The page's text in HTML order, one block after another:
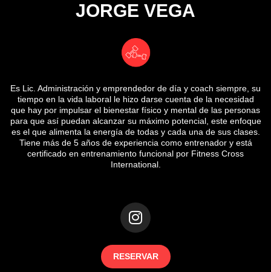
JORGE VEGA
Es Lic. Administración y emprendedor de día y coach siempre, su
tiempo en la vida laboral le hizo darse cuenta de la necesidad
que hay por impulsar el bienestar físico y mental de las personas
para que así puedan alcanzar su máximo potencial, este enfoque
es el que alimenta la energía de todas y cada una de sus clases.
Tiene más de 5 años de experiencia como entrenador y está
certificado en entrenamiento funcional por Fitness Cross
International.
RESERVAR